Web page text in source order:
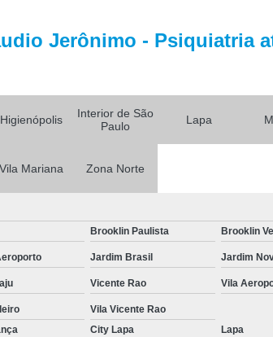
Jerônimo - Psiquiatria
Higienópolis
Interior de São
Paulo
Lapa
Vila Mariana Zona Norte
Brooklin Paulista Brooklin
Jardim Brasil Jardim
Vicente Rao Vila
Vila Vicente Rao
City Lapa Lapa